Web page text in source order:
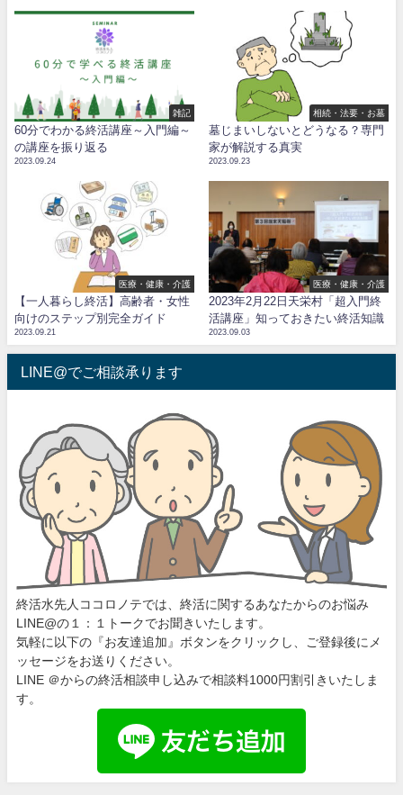
雑記
60分でわかる終活講座～入門編～
の講座を振り返る
2023.09.24
相続・法要・お墓
墓じまいしないとどうなる？専門
家が解説する真実
2023.09.23
医療・健康・介護
【一人暮らし終活】高齢者・女性
向けのステップ別完全ガイド
2023.09.21
医療・健康・介護
2023年2月22日天栄村「超入門終
活講座」知っておきたい終活知識
2023.09.03
LINE@でご相談承ります
終活水先人ココロノテでは、終活に関するあなたからのお悩み
LINE@の１：１トークでお聞きいたします。
気軽に以下の『お友達追加』ボタンをクリックし、ご登録後にメ
ッセージをお送りください。
LINE ＠からの終活相談申し込みで相談料1000円割引きいたしま
す。